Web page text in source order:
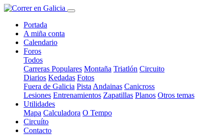
Portada
A miña conta
Calendario
Foros
Todos
Carreras Populares Montaña Triatlón Circuito
Diarios Kedadas Fotos
Fuera de Galicia Pista Andainas Canicross
Lesiones Entrenamientos Zapatillas Planos Otros temas
Utilidades
Mapa Calculadora O Tempo
Circuíto
Contacto